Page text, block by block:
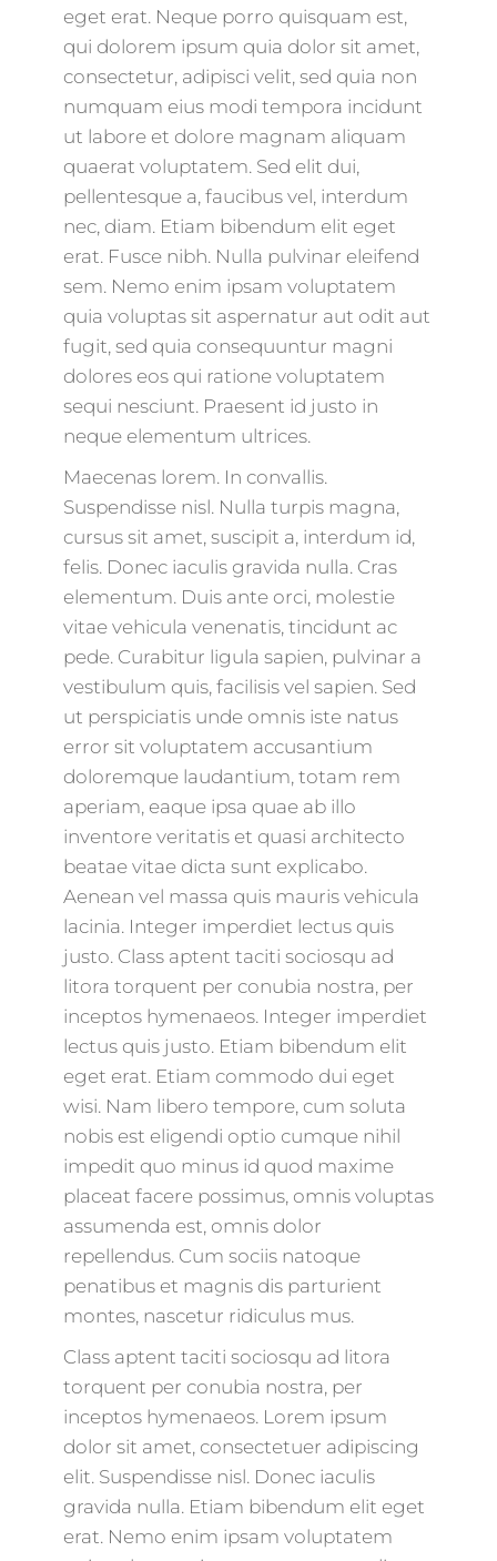
eget erat. Neque porro quisquam est,
qui dolorem ipsum quia dolor sit amet,
consectetur, adipisci velit, sed quia non
numquam eius modi tempora incidunt
ut labore et dolore magnam aliquam
quaerat voluptatem. Sed elit dui,
pellentesque a, faucibus vel, interdum
nec, diam. Etiam bibendum elit eget
erat. Fusce nibh. Nulla pulvinar eleifend
sem. Nemo enim ipsam voluptatem
quia voluptas sit aspernatur aut odit aut
fugit, sed quia consequuntur magni
dolores eos qui ratione voluptatem
sequi nesciunt. Praesent id justo in
neque elementum ultrices.
Maecenas lorem. In convallis.
Suspendisse nisl. Nulla turpis magna,
cursus sit amet, suscipit a, interdum id,
felis. Donec iaculis gravida nulla. Cras
elementum. Duis ante orci, molestie
vitae vehicula venenatis, tincidunt ac
pede. Curabitur ligula sapien, pulvinar a
vestibulum quis, facilisis vel sapien. Sed
ut perspiciatis unde omnis iste natus
error sit voluptatem accusantium
doloremque laudantium, totam rem
aperiam, eaque ipsa quae ab illo
inventore veritatis et quasi architecto
beatae vitae dicta sunt explicabo.
Aenean vel massa quis mauris vehicula
lacinia. Integer imperdiet lectus quis
justo. Class aptent taciti sociosqu ad
litora torquent per conubia nostra, per
inceptos hymenaeos. Integer imperdiet
lectus quis justo. Etiam bibendum elit
eget erat. Etiam commodo dui eget
wisi. Nam libero tempore, cum soluta
nobis est eligendi optio cumque nihil
impedit quo minus id quod maxime
placeat facere possimus, omnis voluptas
assumenda est, omnis dolor
repellendus. Cum sociis natoque
penatibus et magnis dis parturient
montes, nascetur ridiculus mus.
Class aptent taciti sociosqu ad litora
torquent per conubia nostra, per
inceptos hymenaeos. Lorem ipsum
dolor sit amet, consectetuer adipiscing
elit. Suspendisse nisl. Donec iaculis
gravida nulla. Etiam bibendum elit eget
erat. Nemo enim ipsam voluptatem